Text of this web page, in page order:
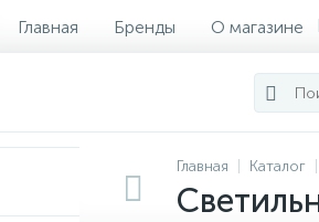
Главная Бренды О магазине
Главная Каталог